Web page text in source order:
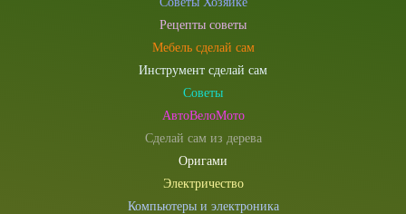
Рецепты советы
Мебель сделай сам
Инструмент сделай сам
Советы
АвтоВелоМото
Сделай сам из дерева
Оригами
Электричество
Компьютеры и электроника